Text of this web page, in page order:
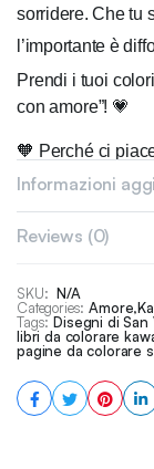
sorridere. Che tu
l’importante è
Prendi i tuoi
con amore”! 💗
🧡 Perché ci
Illustrazioni
ripetizioni!).
Realizzato
colorare
Unapausa
tutti i giorni.
Il modo
Informazioni
Reviews (0)
SKU: N/A
Categories: Amore,
Tags: Disegni di San
libri da colorare
pagine da colorare